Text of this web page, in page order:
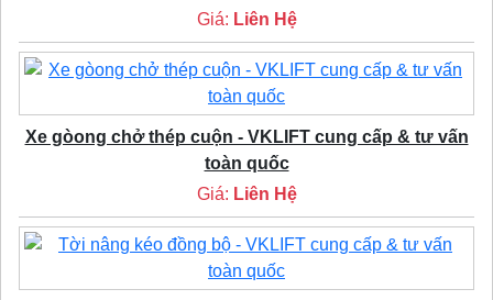
Giá: Liên Hệ
Xe gòong chở thép cuộn - VKLIFT cung cấp & tư vấn
toàn quốc
Giá: Liên Hệ